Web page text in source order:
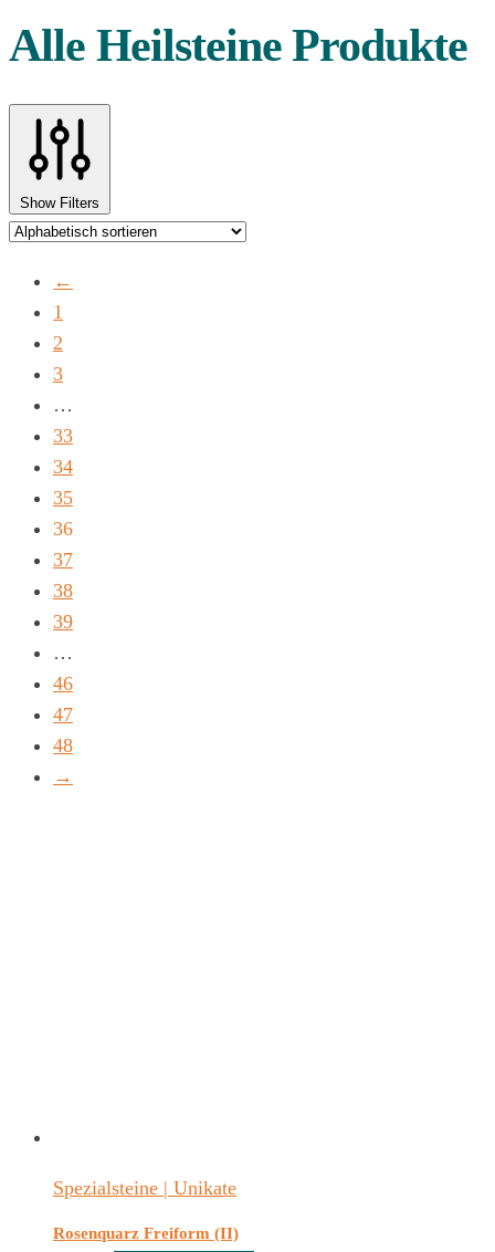
Alle Heilsteine Produkte
Show Filters
←
1
2
3
…
33
34
35
36
37
38
39
…
46
47
48
→
Spezialsteine | Unikate
Rosenquarz Freiform (II)